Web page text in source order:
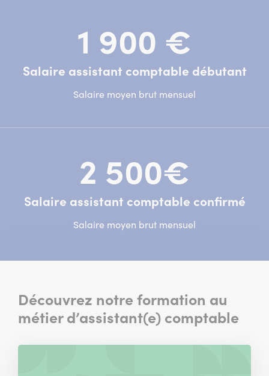
1 900 €
Salaire assistant comptable débutant
Salaire moyen brut mensuel
2 500€
Salaire assistant comptable confirmé
Salaire moyen brut mensuel
Découvrez notre formation au
métier d’assistant(e) comptable